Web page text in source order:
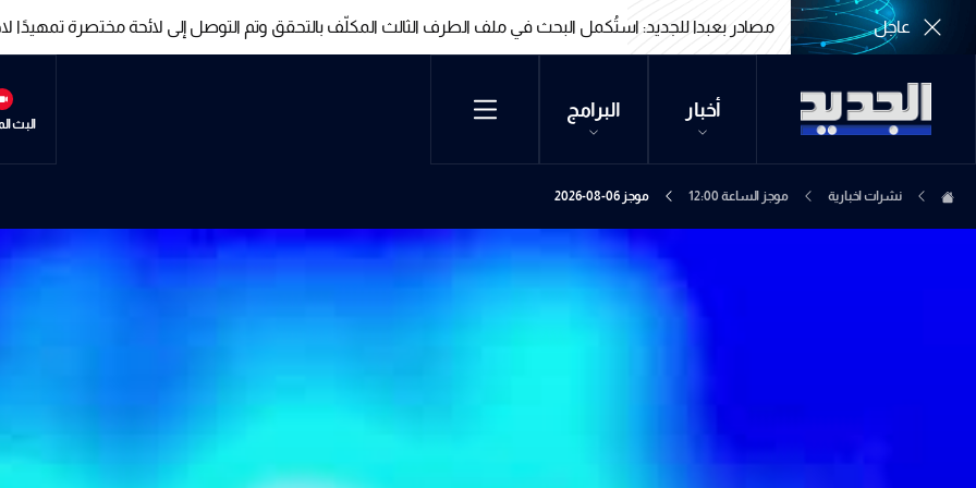
عاجلالمقبلة
المقبلة
مصادر بعبدا للجديد: تم تبادل لوائح أولية للأسرى مع تمسك لبنان بإطلاق الدفعة الأولى
أخبار البرامج
البث
نشرات اخبارية موجز الساعة 12:00 موجز 06-08-2026